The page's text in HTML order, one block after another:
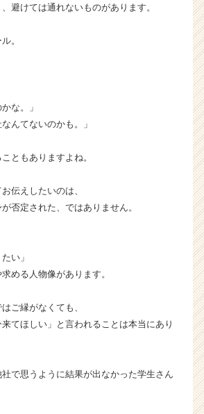
業
ら
が
届
就
サ
イ
キ
ャ
ア
（C
r
避けては通れないものがあります。
。
な。」
んてないのかも。」
ともありますよね。
伝えしたいのは、
否定された、ではありません。
い」
める人物像があります。
ご縁がなくても、
てほしい」と言われることは本当にあり
で思うように結果が出なかった学生さん